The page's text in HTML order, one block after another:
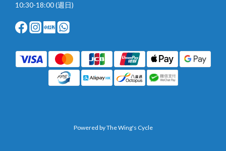
10:30-18:00 (週日)
Powered by The Wing's Cycle